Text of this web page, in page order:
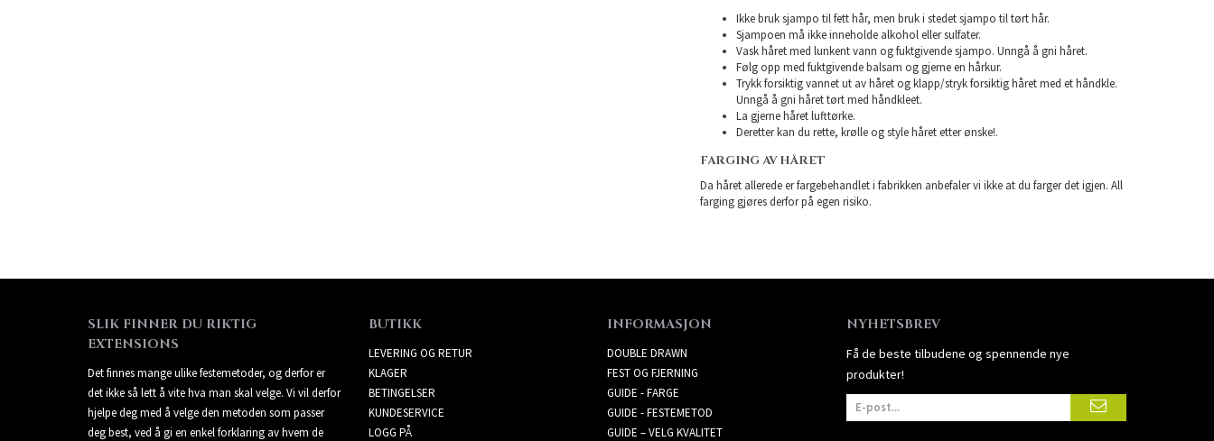
Ikke bruk sjampo til fett hår, men bruk i stedet sjampo til tørt hår.
Sjampoen må ikke inneholde alkohol eller sulfater.
Vask håret med lunkent vann og fuktgivende sjampo. Unngå å gni håret.
Følg opp med fuktgivende balsam og gjerne en hårkur.
Trykk forsiktig vannet ut av håret og klapp/stryk forsiktig håret med et håndkle.
Unngå å gni håret tørt med håndkleet.
La gjerne håret lufttørke.
Deretter kan du rette, krølle og style håret etter ønske!.
FARGING AV HÅRET
Da håret allerede er fargebehandlet i fabrikken anbefaler vi ikke at du farger det igjen. All
farging gjøres derfor på egen risiko.
SLIK FINNER DU RIKTIG
EXTENSIONS
Det finnes mange ulike festemetoder, og derfor er
det ikke så lett å vite hva man skal velge. Vi vil derfor
hjelpe deg med å velge den metoden som passer
deg best, ved å gi en enkel forklaring av hvem de
BUTIKK
LEVERING OG RETUR
KLAGER
BETINGELSER
KUNDESERVICE
LOGG PÅ
INFORMASJON
DOUBLE DRAWN
FEST OG FJERNING
GUIDE - FARGE
GUIDE - FESTEMETOD
GUIDE – VELG KVALITET
NYHETSBREV
Få de beste tilbudene og spennende nye
produkter!